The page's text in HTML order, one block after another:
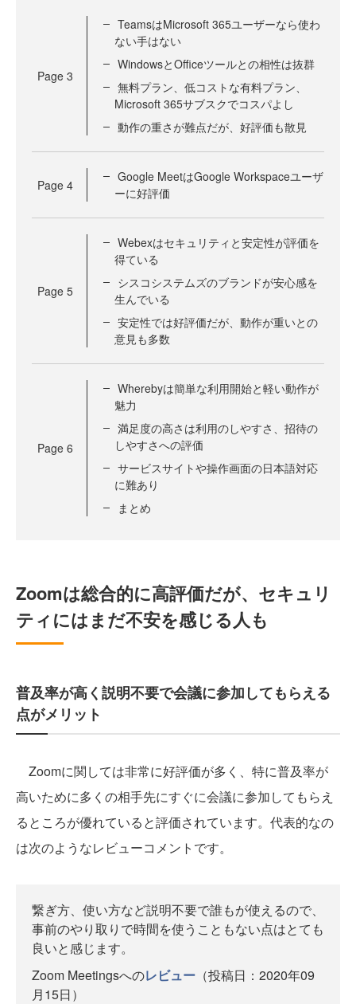
Page 3
TeamsはMicrosoft 365ユーザーなら使わ
ない手はない
WindowsとOfficeツールとの相性は抜群
無料プラン、低コストな有料プラン、
Microsoft 365サブスクでコスパよし
動作の重さが難点だが、好評価も散見
Page 4
Google MeetはGoogle Workspaceユーザ
ーに好評価
Page 5
Webexはセキュリティと安定性が評価を
得ている
シスコシステムズのブランドが安心感を
生んでいる
安定性では好評価だが、動作が重いとの
意見も多数
Page 6
Wherebyは簡単な利用開始と軽い動作が
魅力
満足度の高さは利用のしやすさ、招待の
しやすさへの評価
サービスサイトや操作画面の日本語対応
に難あり
まとめ
Zoomは総合的に高評価だが、セキュリ
ティにはまだ不安を感じる人も
普及率が高く説明不要で会議に参加してもらえる
点がメリット
Zoomに関しては非常に好評価が多く、特に普及率が
高いために多くの相手先にすぐに会議に参加してもらえ
るところが優れていると評価されています。代表的なの
は次のようなレビューコメントです。
繋ぎ方、使い方など説明不要で誰もが使えるので、
事前のやり取りで時間を使うこともない点はとても
良いと感じます。
Zoom Meetingsへのレビュー （投稿日：2020年09
月15日）